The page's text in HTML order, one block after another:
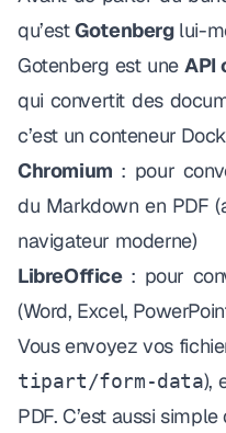
qu’estGotenberglui-
Gotenberg est uneAPI
qui convertit des
c’est un conteneur
Chromium : pour
du Markdown en PDF
navigateur moderne)
LibreOffice: pour
(Word, Excel,
Vous envoyez vos
tipart/form-data),
PDF. C’est aussi simple